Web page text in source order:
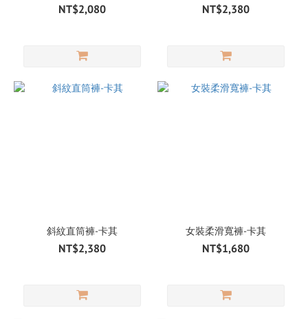
NT$2,080 NT$2,380
斜紋直筒褲-卡其
NT$2,380
女裝柔滑寬褲-卡其
NT$1,680